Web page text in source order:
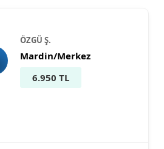
ÖZGÜ Ş.
Mardin/Merkez
6.950 TL